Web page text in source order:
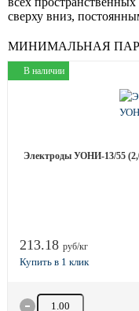
сверху вниз,
МИНИМАЛЬНАЯ
В наличии
Электроды УОНИ-13/55
213.18 руб/кг
Количество товара